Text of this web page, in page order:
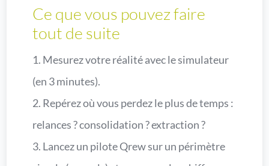
Ce que vous pouvez faire
tout de suite
1. Mesurez votre réalité avec le simulateur
(en 3 minutes).
2. Repérez où vous perdez le plus de temps :
relances ? consolidation ? extraction ?
3. Lancez un pilote Qrew sur un périmètre